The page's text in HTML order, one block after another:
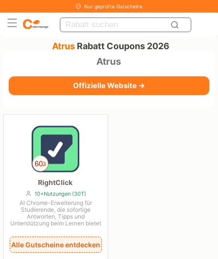
Nur geprüfte Gutscheine
AtrusRabatt Coupons 2026
Atrus
Offizielle Website →
RightClick
10+Nutzungen (30T)
AI Chrome-Erweiterung für
Studierende, die sofortige
Antworten, Tipps und
Unterstützung beim Lernen bietet
Alle Gutscheine entdecken